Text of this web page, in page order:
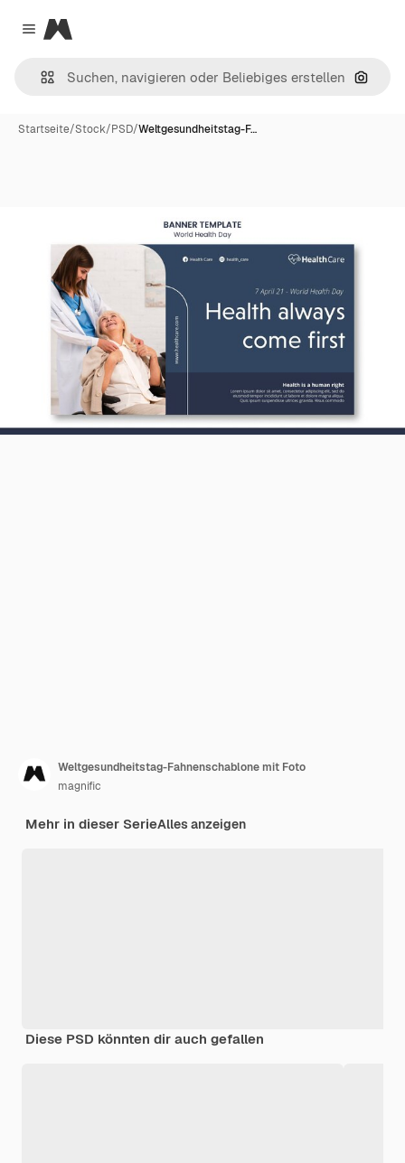
Close menu
Magnific
Nach
Startseite/Stock/PSD/Weltgesundheitstag-F…
Weltgesundheitstag-Fahnenschablone mit Foto
magnific
Mehr in dieser SerieAlles anzeigen
Diese PSD könnten dir auch gefallen